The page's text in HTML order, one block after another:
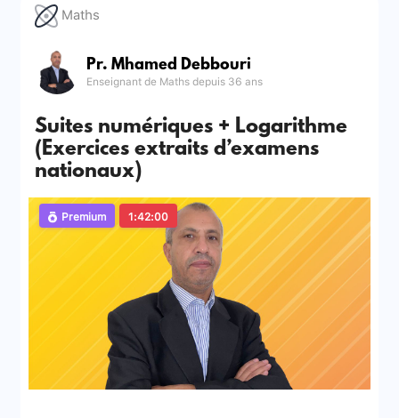
Maths
Pr. Mhamed Debbouri
Enseignant de Maths depuis 36 ans
Suites numériques + Logarithme
(Exercices extraits d’examens
nationaux)
Premium 1:42:00